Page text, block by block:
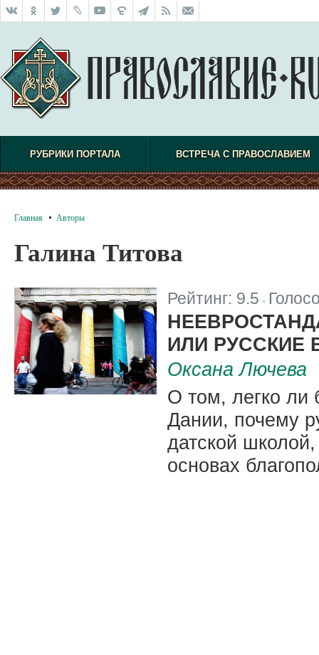
РУБРИКИ ПОРТАЛА ВСТРЕЧА С ПРАВОСЛАВИЕМ
Главная Авторы
Галина Титова
Рейтинг: 9.5
ИЛИ РУССКИЕ
Оксана Лючева
О том, легко ли
Дании, почему
датской
основах